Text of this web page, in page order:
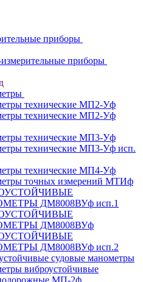
приборы
приборы
технические МП2-Уф
технические МП2-Уф
технические МП3-Уф
технические МП3-Уф исп.
технические МП4-Уф
точных измерений МТИф
ДМ8008ВУф исп.1
ДМ8008ВУф
ДМ8008ВУф исп.2
судовые манометры
виброустойчивые
МП-2ф